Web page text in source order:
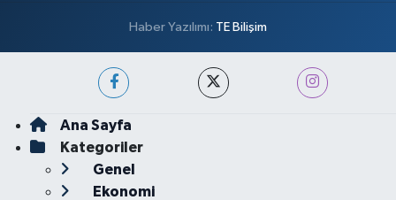
Haber Yazılımı: TE Bilişim
Ana Sayfa
Kategoriler
Genel
Ekonomi